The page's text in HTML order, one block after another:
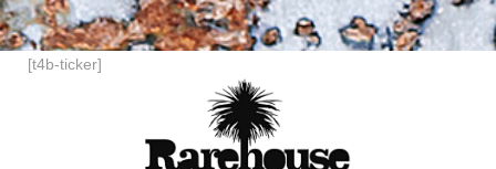
[t4b-ticker]